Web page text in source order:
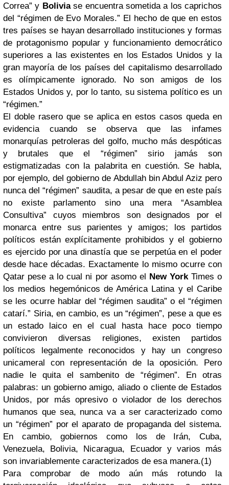
Correa” y Boliviase encuentra sometida a los caprichos
del “régimen de Evo Morales.” El hecho de que en estos
tres países se hayan desarrollado instituciones y formas
de protagonismo popular y funcionamiento democrático
superiores a las existentes en los Estados Unidos y la
gran mayoría de los países del capitalismo desarrollado
es olímpicamente ignorado. No son amigos de los
Estados Unidos y, por lo tanto, su sistema político es un
“régimen.”
El doble rasero que se aplica en estos casos queda en
evidencia cuando se observa que las infames
monarquías petroleras del golfo, mucho más despóticas
y brutales que el “régimen” sirio jamás son
estigmatizadas con la palabrita en cuestión. Se habla,
por ejemplo, del gobierno de Abdullah bin Abdul Aziz pero
nunca del “régimen” saudita, a pesar de que en este país
no existe parlamento sino una mera “Asamblea
Consultiva” cuyos miembros son designados por el
monarca entre sus parientes y amigos; los partidos
políticos están explícitamente prohibidos y el gobierno
es ejercido por una dinastía que se perpetúa en el poder
desde hace décadas. Exactamente lo mismo ocurre con
Qatar pese a lo cual ni por asomo el New YorkTimes o
los medios hegemónicos de América Latina y el Caribe
se les ocurre hablar del “régimen saudita” o el “régimen
catarí.” Siria, en cambio, es un “régimen”, pese a que es
un estado laico en el cual hasta hace poco tiempo
convivieron diversas religiones, existen partidos
políticos legalmente reconocidos y hay un congreso
unicameral con representación de la oposición. Pero
nadie le quita el sambenito de “régimen”. En otras
palabras: un gobierno amigo, aliado o cliente de Estados
Unidos, por más opresivo o violador de los derechos
humanos que sea, nunca va a ser caracterizado como
un “régimen” por el aparato de propaganda del sistema.
En cambio, gobiernos como los de Irán, Cuba,
Venezuela, Bolivia, Nicaragua, Ecuador y varios más
son invariablemente caracterizados de esa manera.(1)
Para comprobar de modo aún más rotundo la